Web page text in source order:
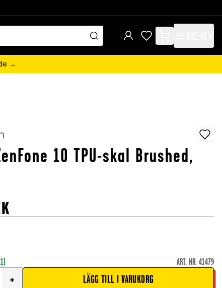
items in cart, view
→
10 TPU-skal Brushed,
ART. NR: 41479
+ LÄGG TILL I VARUKORG